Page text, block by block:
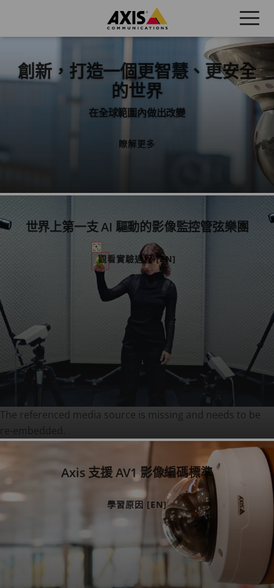
main
創新，打造一個更智慧、更安全
的世界
在全球範圍內做出改變
瞭解更多
世界上第一支 AI 驅動的影像監控管弦樂團
觀看實驗過程 [EN]
The referenced media source is missing and needs to be
re-embedded.
Axis 支援 AV1 影像編碼標準
學習原因 [EN]